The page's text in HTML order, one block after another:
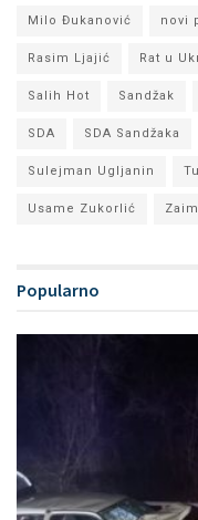
Milo Đukanović novi
Rasim Ljajić Rat u
Salih Hot Sandžak
SDA SDA Sandžaka
Sulejman Ugljanin
Usame Zukorlić
Popularno